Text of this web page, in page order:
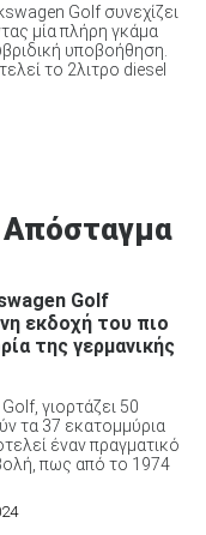
Golf συνεχίζει
μία πλήρη γκάμα
υποβοήθηση.
το 2λιτρο diesel
Απόσταγμα
Golf
εκδοχή του πιο
της γερμανικής
γιορτάζει 50
τα 37 εκατομμύρια
έναν πραγματικό
πως από το 1974